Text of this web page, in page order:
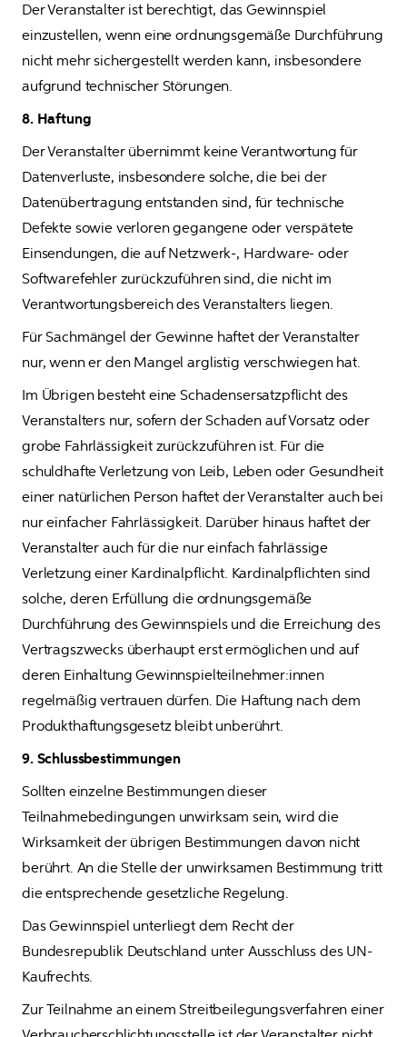
Der Veranstalter ist berechtigt, das Gewinnspiel
einzustellen, wenn eine ordnungsgemäße Durchführung
nicht mehr sichergestellt werden kann, insbesondere
aufgrund technischer Störungen.
8. Haftung
Der Veranstalter übernimmt keine Verantwortung für
Datenverluste, insbesondere solche, die bei der
Datenübertragung entstanden sind, für technische
Defekte sowie verloren gegangene oder verspätete
Einsendungen, die auf Netzwerk-, Hardware- oder
Softwarefehler zurückzuführen sind, die nicht im
Verantwortungsbereich des Veranstalters liegen.
Für Sachmängel der Gewinne haftet der Veranstalter
nur, wenn er den Mangel arglistig verschwiegen hat.
Im Übrigen besteht eine Schadensersatzpflicht des
Veranstalters nur, sofern der Schaden auf Vorsatz oder
grobe Fahrlässigkeit zurückzuführen ist. Für die
schuldhafte Verletzung von Leib, Leben oder Gesundheit
einer natürlichen Person haftet der Veranstalter auch bei
nur einfacher Fahrlässigkeit. Darüber hinaus haftet der
Veranstalter auch für die nur einfach fahrlässige
Verletzung einer Kardinalpflicht. Kardinalpflichten sind
solche, deren Erfüllung die ordnungsgemäße
Durchführung des Gewinnspiels und die Erreichung des
Vertragszwecks überhaupt erst ermöglichen und auf
deren Einhaltung Gewinnspielteilnehmer:innen
regelmäßig vertrauen dürfen. Die Haftung nach dem
Produkthaftungsgesetz bleibt unberührt.
9. Schlussbestimmungen
Sollten einzelne Bestimmungen dieser
Teilnahmebedingungen unwirksam sein, wird die
Wirksamkeit der übrigen Bestimmungen davon nicht
berührt. An die Stelle der unwirksamen Bestimmung tritt
die entsprechende gesetzliche Regelung.
Das Gewinnspiel unterliegt dem Recht der
Bundesrepublik Deutschland unter Ausschluss des UN-
Kaufrechts.
Zur Teilnahme an einem Streitbeilegungsverfahren einer